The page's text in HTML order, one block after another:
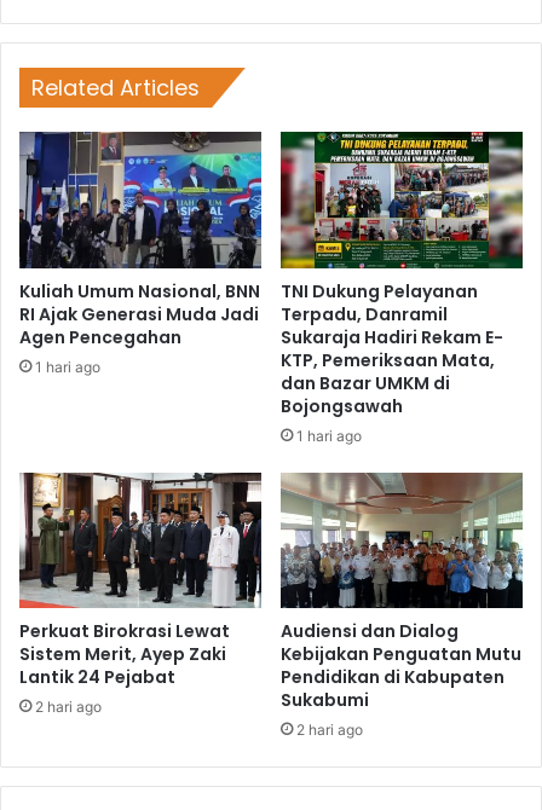
Related Articles
Kuliah Umum Nasional, BNN
RI Ajak Generasi Muda Jadi
Agen Pencegahan
1 hari ago
TNI Dukung Pelayanan
Terpadu, Danramil
Sukaraja Hadiri Rekam E-
KTP, Pemeriksaan Mata,
dan Bazar UMKM di
Bojongsawah
1 hari ago
Perkuat Birokrasi Lewat
Sistem Merit, Ayep Zaki
Lantik 24 Pejabat
2 hari ago
Audiensi dan Dialog
Kebijakan Penguatan Mutu
Pendidikan di Kabupaten
Sukabumi
2 hari ago